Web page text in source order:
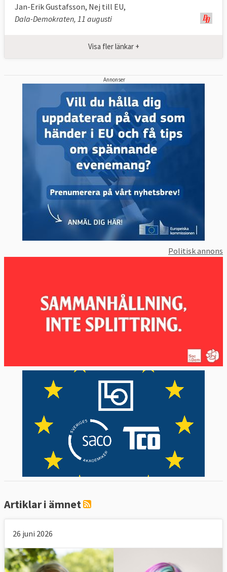
Jan-Erik Gustafsson, Nej till EU,
Dala-Demokraten, 11 augusti
Visa fler länkar +
Annonser
Politisk annons
Artiklar i ämnet
26 juni 2026